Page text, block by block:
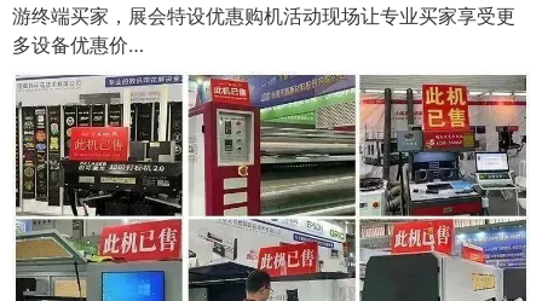
游终端买家，展会特设优惠购机活动现场让专业买家享受更
多设备优惠价…